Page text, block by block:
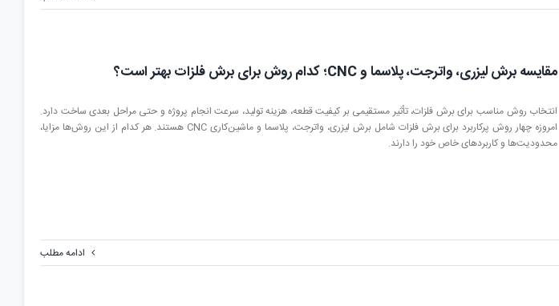
مقایسه برش لیزری، واترجت، پلاسما و CNC؛ کدام روش برای برش فلزات بهتر است؟
انتخاب روش مناسب برای برش فلزات، تأثیر مستقیمی بر کیفیت قطعه، هزینه تولید، سرعت انجام پروژه و حتی مراحل بعدی ساخت دارد.
امروزه چهار روش پرکاربرد برای برش فلزات شامل برش لیزری، واترجت، پلاسما و ماشین‌کاری CNC هستند. هر کدام از این روش‌ها مزایا،
محدودیت‌ها و کاربردهای خاص خود را دارند.
ادامه مطلب